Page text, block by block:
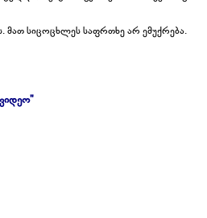
მათ სიცოცხლეს საფრთხე არ ემუქრება.